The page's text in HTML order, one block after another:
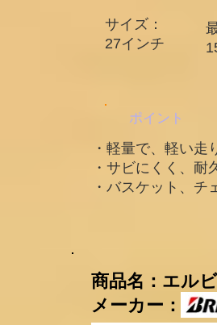
サイズ：
​27インチ​
ポイント
・軽量で、軽い走
・サビにくく、
・バスケット、チ
商品名：エル
メーカー：